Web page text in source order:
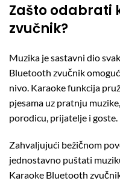
Zašto odabrati
zvučnik?
Muzika je sastavni dio
Bluetooth zvučnik
nivo. Karaoke funkcija
pjesama uz pratnju
porodicu, prijatelje i goste.
Zahvaljujući bežičnom
jednostavno puštati
Karaoke Bluetooth